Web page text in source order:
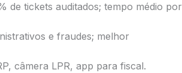
de tickets auditados; tempo médio por
e fraudes; melhor
câmera LPR, app para fiscal.